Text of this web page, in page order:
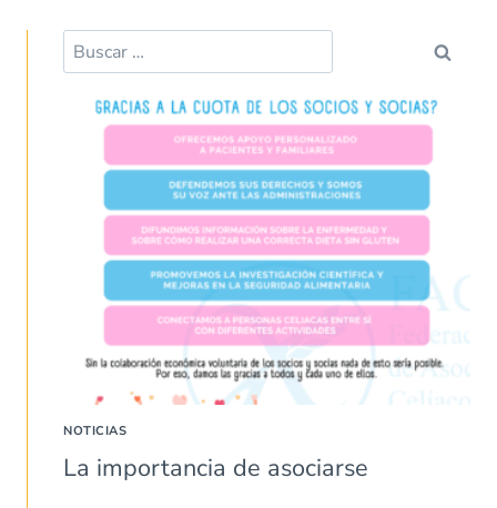
Buscar:
NOTICIAS
La importancia de asociarse